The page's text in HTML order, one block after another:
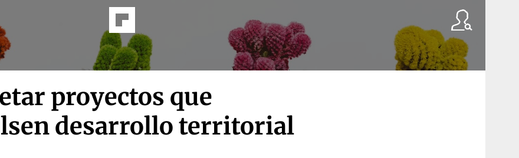
proyectos que
desarrollo territorial